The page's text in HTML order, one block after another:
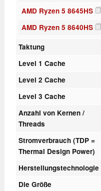
AMD Ryzen 5 8645HS
AMD Ryzen 5 8640HS
Taktung
Level 1 Cache
Level 2 Cache
Level 3 Cache
Anzahl von Kernen /
Threads
Stromverbrauch (TDP =
Thermal Design Power)
Herstellungstechnologie
Die Größe